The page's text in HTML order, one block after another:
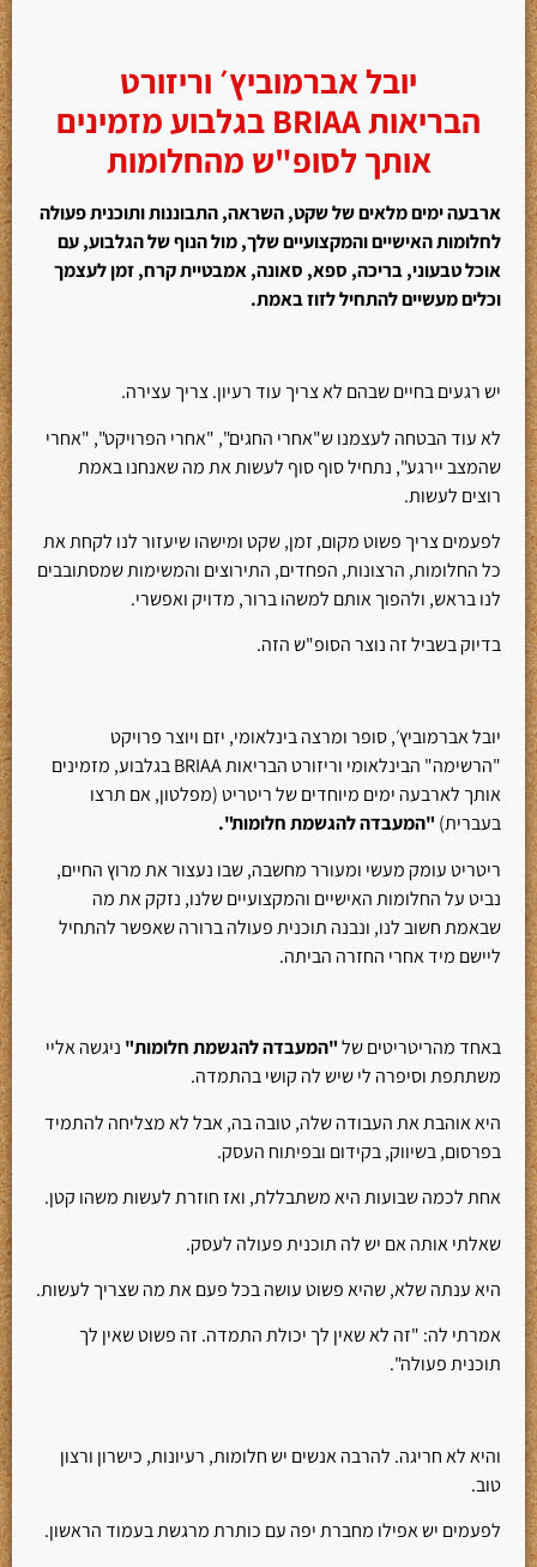
יובל אברמוביץ׳ וריזורט
הבריאות
BRIAA בגלבוע מזמינים
אותך לסופ"ש מהחלומות
ארבעה ימים מלאים של שקט, השראה, התבוננות ותוכנית פעולה
לחלומות האישיים והמקצועיים שלך, מול הנוף של הגלבוע, עם
אוכל טבעוני, בריכה, ספא, סאונה, אמבטיית קרח, זמן לעצמך
וכלים מעשיים להתחיל לזוז באמת.
יש רגעים בחיים שבהם לא צריך עוד רעיון. צריך עצירה.
לא עוד הבטחה לעצמנו ש"אחרי החגים", "אחרי הפרויקט", "אחרי
שהמצב יירגע", נתחיל סוף סוף לעשות את מה שאנחנו באמת
רוצים לעשות.
לפעמים צריך פשוט מקום, זמן, שקט ומישהו שיעזור לנו לקחת את
כל החלומות, הרצונות, הפחדים, התירוצים והמשימות שמסתובבים
לנו בראש, ולהפוך אותם למשהו ברור, מדויק ואפשרי.
בדיוק בשביל זה נוצר הסופ"ש הזה.
יובל אברמוביץ׳, סופר ומרצה בינלאומי, יזם ויוצר פרויקט
"הרשימה" הבינלאומי וריזורט הבריאות BRIAA בגלבוע, מזמינים
אותך לארבעה ימים מיוחדים של ריטריט (מפלטון, אם תרצו
בעברית) "המעבדה להגשמת חלומות".
ריטריט עומק מעשי ומעורר מחשבה, שבו נעצור את מרוץ החיים,
נביט על החלומות האישיים והמקצועיים שלנו, נזקק את מה
שבאמת חשוב לנו, ונבנה תוכנית פעולה ברורה שאפשר להתחיל
ליישם מיד אחרי החזרה הביתה.
באחד מהריטריטים של"המעבדה להגשמת חלומות" ניגשה אליי
משתתפת וסיפרה לי שיש לה קושי בהתמדה.
היא אוהבת את העבודה שלה, טובה בה, אבל לא מצליחה להתמיד
בפרסום, בשיווק, בקידום ובפיתוח העסק.
אחת לכמה שבועות היא משתבללת, ואז חוזרת לעשות משהו קטן.
שאלתי אותה אם יש לה תוכנית פעולה לעסק.
היא ענתה שלא, שהיא פשוט עושה בכל פעם את מה שצריך לעשות.
אמרתי לה: "זה לא שאין לך יכולת התמדה. זה פשוט שאין לך
תוכנית פעולה".
והיא לא חריגה. להרבה אנשים יש חלומות, רעיונות, כישרון ורצון
טוב.
לפעמים יש אפילו מחברת יפה עם כותרת מרגשת בעמוד הראשון.